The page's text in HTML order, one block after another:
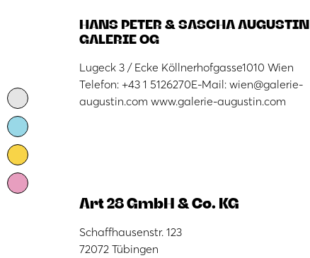
HANS PETER & SASCHA AUGUSTIN
GALERIE OG
Lugeck 3 / Ecke Köllnerhofgasse1010 Wien
Telefon: +43 1 5126270E-Mail: wien@galerie-
augustin.com www.galerie-augustin.com
Art 28 GmbH & Co. KG
Schaffhausenstr. 123
72072 Tübingen